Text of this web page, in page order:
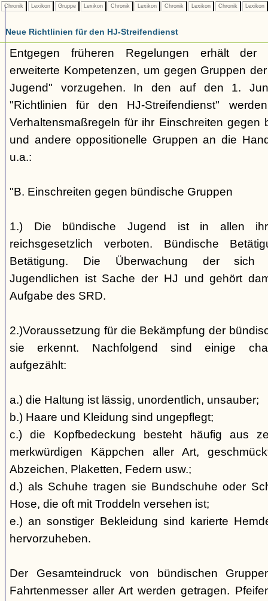
Chronik Lexikon Gruppe Lexikon Chronik Lexikon Chronik Lexikon Chronik Lexikon
Neue Richtlinien für den HJ-Streifendienst
Entgegen früheren Regelungen erhält der
erweiterte Kompetenzen, um gegen Gruppen
Jugend" vorzugehen. In den auf den 1.
"Richtlinien für den HJ-Streifendienst"
Verhaltensmaßregeln für ihr Einschreiten gegen
und andere oppositionelle Gruppen an die
u.a.:
"B. Einschreiten gegen bündische Gruppen
1.) Die bündische Jugend ist in allen
reichsgesetzlich verboten. Bündische
Betätigung. Die Überwachung der sich
Jugendlichen ist Sache der HJ und gehört
Aufgabe des SRD.
2.)Voraussetzung für die Bekämpfung der
sie erkennt. Nachfolgend sind einige
aufgezählt:
a.) die Haltung ist lässig, unordentlich, unsauber;
b.) Haare und Kleidung sind ungepflegt;
c.) die Kopfbedeckung besteht häufig aus
merkwürdigen Käppchen aller Art,
Abzeichen, Plaketten, Federn usw.;
d.) als Schuhe tragen sie Bundschuhe oder
Hose, die oft mit Troddeln versehen ist;
e.) an sonstiger Bekleidung sind karierte
hervorzuheben.
Der Gesamteindruck von bündischen
Fahrtenmesser aller Art werden getragen.